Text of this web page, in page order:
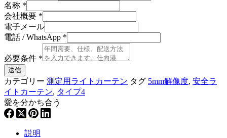
名称 *
会社概要 *
電子メール
電話 / WhatsApp *
必要条件 *
送信
カテゴリー 測定用ライトカーテン タグ 5mm解像度, 安全ラ
イトカーテン, タイプ4
愛を分かち合う
説明